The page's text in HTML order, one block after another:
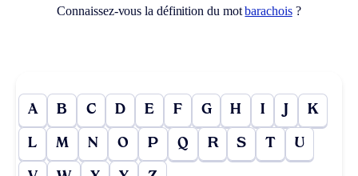
Connaissez-vous la définition du motbarachois?
A B C D E F G H I J K
L M N O P Q R S T U